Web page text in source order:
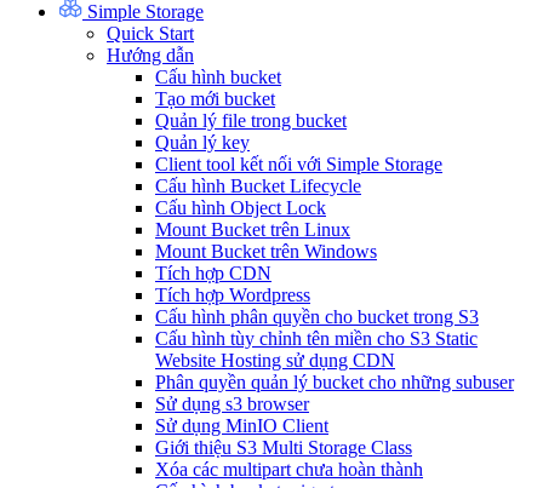
Simple Storage
Quick Start
Hướng dẫn
Cấu hình bucket
Tạo mới bucket
Quản lý file trong bucket
Quản lý key
Client tool kết nối với Simple Storage
Cấu hình Bucket Lifecycle
Cấu hình Object Lock
Mount Bucket trên Linux
Mount Bucket trên Windows
Tích hợp CDN
Tích hợp Wordpress
Cấu hình phân quyền cho bucket trong S3
Cấu hình tùy chỉnh tên miền cho S3 Static
Website Hosting sử dụng CDN
Phân quyền quản lý bucket cho những subuser
Sử dụng s3 browser
Sử dụng MinIO Client
Giới thiệu S3 Multi Storage Class
Xóa các multipart chưa hoàn thành